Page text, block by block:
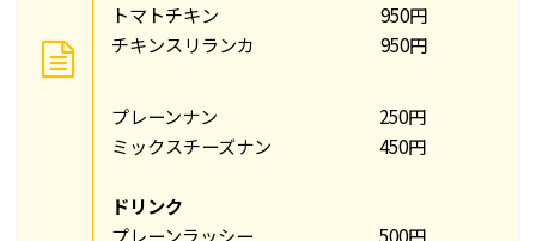
トマトチキン 950円
チキンスリランカ 950円
プレーンナン 250円
ミックスチーズナン 450円
ドリンク
プレーンラッシー 500円